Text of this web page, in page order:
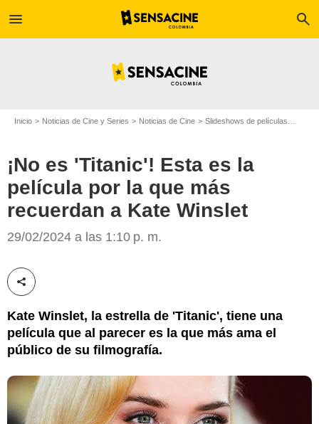
menu search
Inicio Noticias de Cine y Series Noticias de Cine Slideshows de películas
¡No es 'Titanic'! Esta es la
película por la que más
recuerdan a Kate Winslet
29/02/2024 a las 1:10 p. m.
Compartir esta noticia
Kate Winslet, la estrella de 'Titanic', tiene una
película que al parecer es la que más ama el
público de su filmografía.
Getty